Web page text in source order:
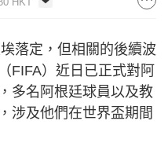
落定，但相關的後續波
FIFA）近日已正式對阿
多名阿根廷球員以及教
涉及他們在世界盃期間